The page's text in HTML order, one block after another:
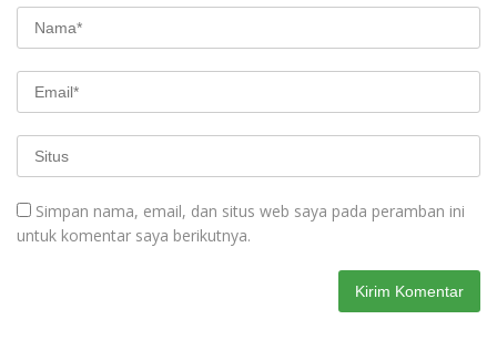
Simpan nama, email, dan situs web saya pada peramban ini
untuk komentar saya berikutnya.